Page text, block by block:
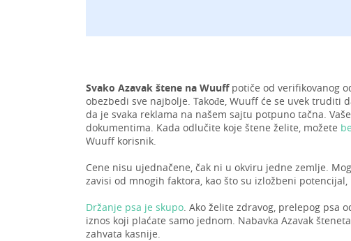
Svako Azavak štene na Wuuffpotiče od verifikovanog
obezbedi sve najbolje. Takođe, Wuuff će se uvek
da je svaka reklama na našem sajtu potpuno tačna.
dokumentima. Kada odlučite koje štene želite, možete
Wuuff korisnik.
Cene nisu ujednačene, čak ni u okviru jedne zemlje.
zavisi od mnogih faktora, kao što su izložbeni
Držanje psa je skupo. Ako želite zdravog, prelepog psa
iznos koji plaćate samo jednom. Nabavka Azavak
zahvata kasnije.